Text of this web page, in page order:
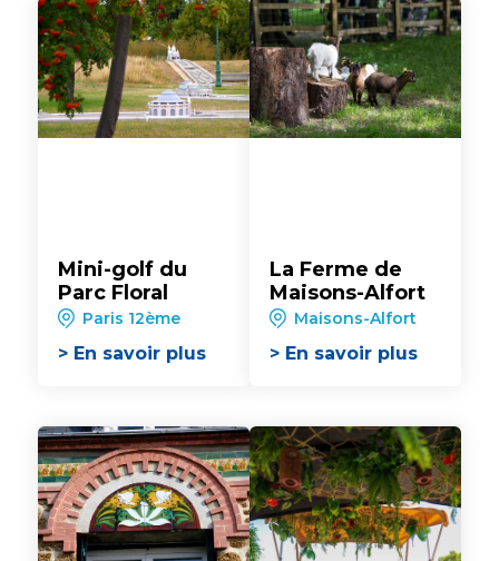
Mini-golf du
Parc Floral
Paris 12ème
> En savoir plus
La Ferme de
Maisons-Alfort
Maisons-Alfort
> En savoir plus